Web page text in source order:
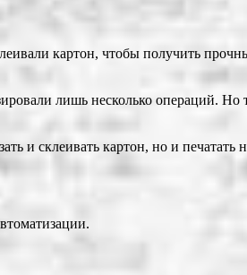
картон, чтобы получить
лишь несколько операций. Но
и склеивать картон, но и печатать